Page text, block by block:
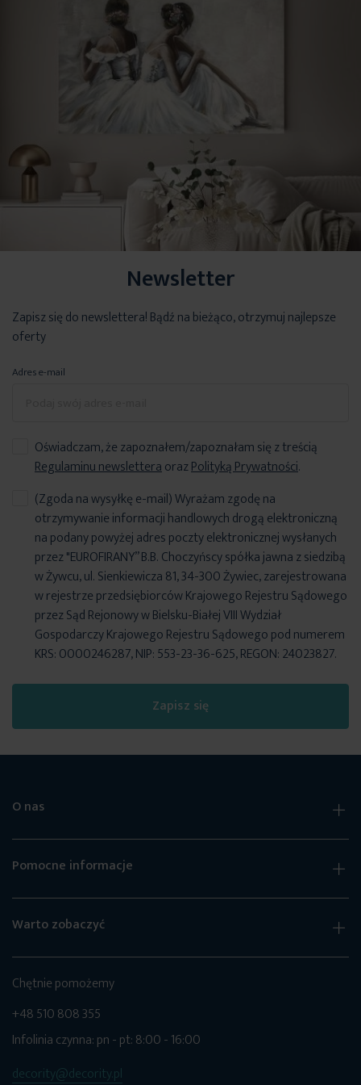
Newsletter
Zapisz się do newslettera! Bądź na bieżąco, otrzymuj najlepsze
oferty
Adres e-mail
Oświadczam, że zapoznałem/zapoznałam się z treścią
Regulaminu newsletteraorazPolityką Prywatności.
Zapisz się
(Zgoda na wysyłkę e-mail) Wyrażam zgodę na
otrzymywanie informacji handlowych drogą elektroniczną
na podany powyżej adres poczty elektronicznej wysłanych
przez "EUROFIRANY” B.B. Choczyńscy spółka jawna z siedzibą
w Żywcu, ul. Sienkiewicza 81, 34-300 Żywiec, zarejestrowana
w rejestrze przedsiębiorców Krajowego Rejestru Sądowego
przez Sąd Rejonowy w Bielsku-Białej VIII Wydział
Gospodarczy Krajowego Rejestru Sądowego pod numerem
KRS: 0000246287, NIP: 553-23-36-625, REGON: 24023827.
O nas
Pomocne informacje
Warto zobaczyć
Chętnie pomożemy
+48 510 808 355
Infolinia czynna: pn - pt: 8:00 - 16:00
decority@decority.pl